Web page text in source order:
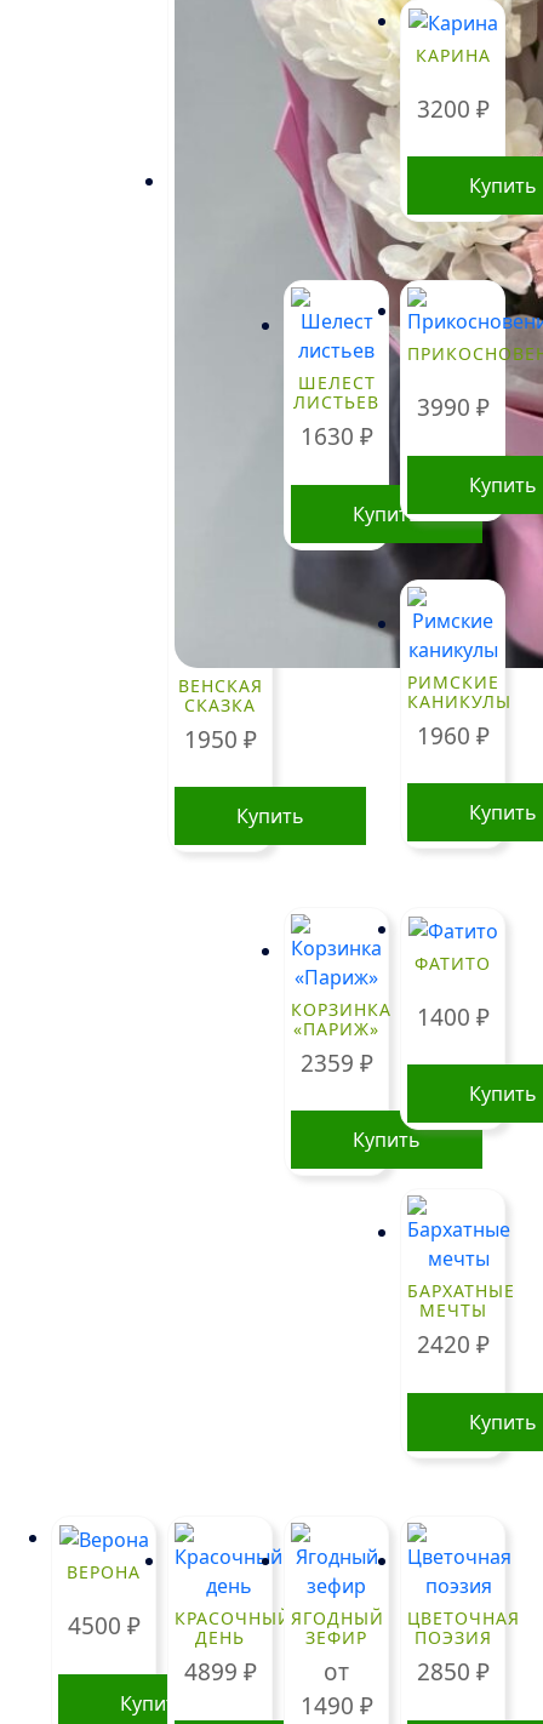
ВЕНСКАЯ
СКАЗКА
1950 ₽
Купить
КАРИНА
3200 ₽
Купить
ШЕЛЕСТ
ЛИСТЬЕВ
1630 ₽
Купить
3990 ₽
Купить
РИМСКИЕ
КАНИКУЛЫ
1960 ₽
Купить
КОРЗИНКА
«ПАРИЖ»
2359 ₽
Купить
ФАТИТО
1400 ₽
Купить
БАРХАТНЫЕ
МЕЧТЫ
2420 ₽
Купить
ВЕРОНА
4500 ₽
Купить
КРАСОЧНЫЙ
ДЕНЬ
4899 ₽
ЯГОДНЫЙ
ЗЕФИР
от
1490 ₽
ЦВЕТОЧНАЯ
ПОЭЗИЯ
2850 ₽